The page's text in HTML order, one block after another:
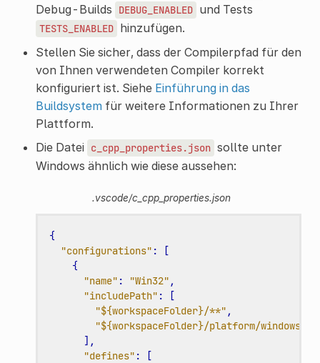
Debug-Builds
DEBUG_ENABLED und Tests
TESTS_ENABLED hinzufügen.
Stellen Sie sicher, dass der Compilerpfad für den
von Ihnen verwendeten Compiler korrekt
konfiguriert ist. Siehe Einführung in das
Buildsystemfür weitere Informationen zu Ihrer
Plattform.
Die Datei
c_cpp_properties.json sollte unter
Windows ähnlich wie diese aussehen:
.vscode/c_cpp_properties.json
{
"configurations" :
[
{
"name" : "Win32" ,
"includePath" :
[
"${workspaceFolder}/**" ,
"${workspaceFolder}/platform/windows"
],
"defines" :
[